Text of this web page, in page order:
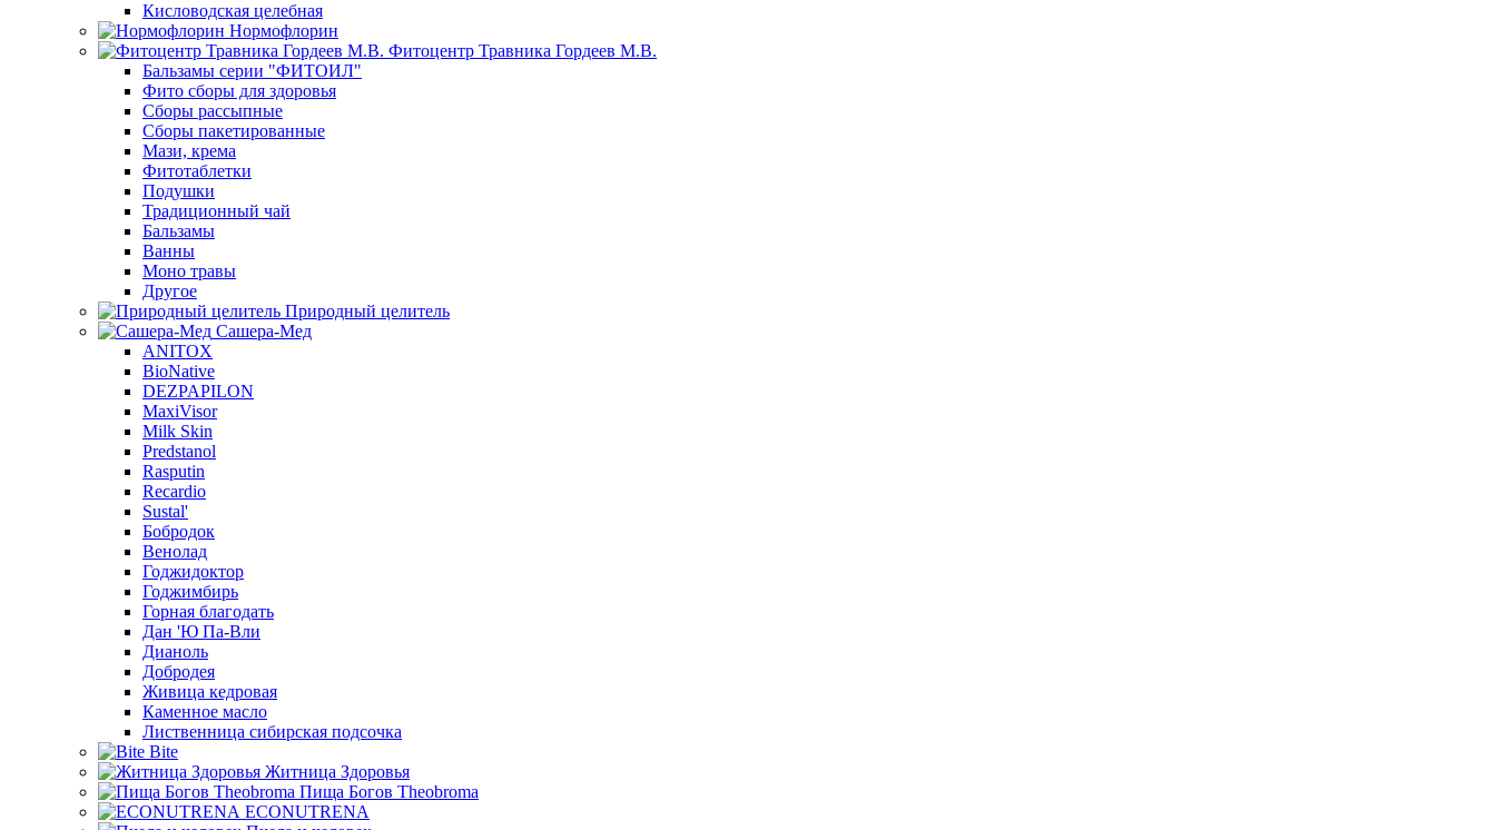
Кисловодская целебная
Нормофлорин
Фитоцентр Травника Гордеев М.В.
Бальзамы серии "ФИТОИЛ"
Фито сборы для здоровья
Сборы рассыпные
Сборы пакетированные
Мази, крема
Фитотаблетки
Подушки
Традиционный чай
Бальзамы
Ванны
Моно травы
Другое
Природный целитель
Сашера-Мед
ANITOX
BioNative
DEZPAPILON
MaxiVisor
Milk Skin
Predstanol
Rasputin
Recardio
Sustal'
Бобродок
Венолад
Годжидоктор
Годжимбирь
Горная благодать
Дан 'Ю Па-Вли
Дианоль
Добродея
Живица кедровая
Каменное масло
Лиственница сибирская подсочка
Bite
Житница Здоровья
Пища Богов Theobroma
ECONUTRENA